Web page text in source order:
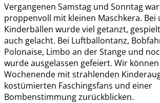
Vergangenen Samstag und Sonntag
proppenvoll mit kleinen Maschkera. Bei
Kinderbällen wurde viel getanzt,
auch gelacht. Bei Luftballontanz,
Polonaise, Limbo an der Stange und
wurde ausgelassen gefeiert. Wir
Wochenende mit strahlenden
kostümierten Faschingsfans und einer
Bombenstimmung zurückblicken.